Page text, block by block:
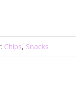
Chips, Snacks